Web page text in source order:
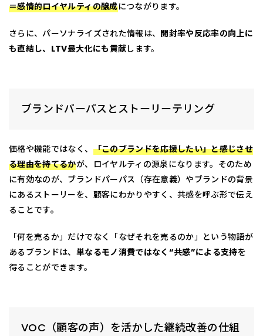
＝感情的ロイヤルティの醸成につながります。
さらに、パーソナライズされた情報は、 開封率や反応率の向上に
も直結し、LTV最大化にも貢献します。
ブランドパーパスとストーリーテリング
価格や機能ではなく、 「このブランドを応援したい」と感じさせ
る理由を持てるかが、ロイヤルティの源泉になります。そのため
に有効なのが、ブランドパーパス（存在意義）やブランドの背景
にあるストーリーを、顧客にわかりやすく、共感を呼ぶ形で伝え
ることです。
「何を売るか」だけでなく「なぜそれを売るのか」という物語が
あるブランドは、 単なるモノ消費ではなく“共感”による支持を
得ることができます。
VOC（顧客の声）を活かした継続改善の仕組